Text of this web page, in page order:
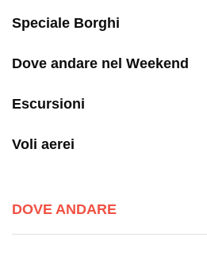
Speciale Borghi
Dove andare nel Weekend
Escursioni
Voli aerei
DOVE ANDARE